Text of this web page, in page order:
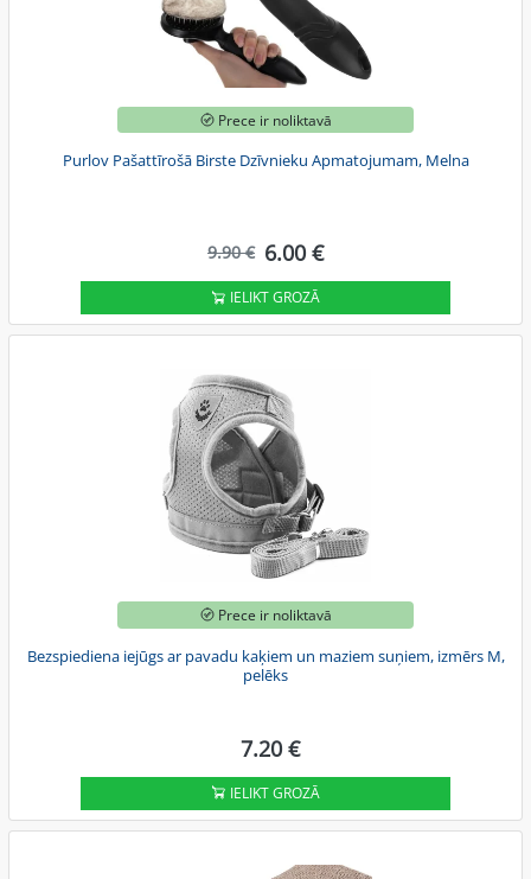
Prece ir noliktavā
Purlov Pašattīrošā Birste Dzīvnieku Apmatojumam, Melna
9.90 € 6.00 €
IELIKT GROZĀ
Prece ir noliktavā
Bezspiediena iejūgs ar pavadu kaķiem un maziem suņiem, izmērs M,
pelēks
7.20 €
IELIKT GROZĀ